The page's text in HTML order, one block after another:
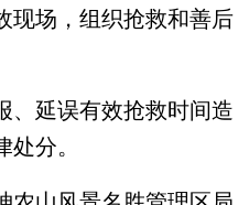
现场，组织抢救和善后
延误有效抢救时间造
分。